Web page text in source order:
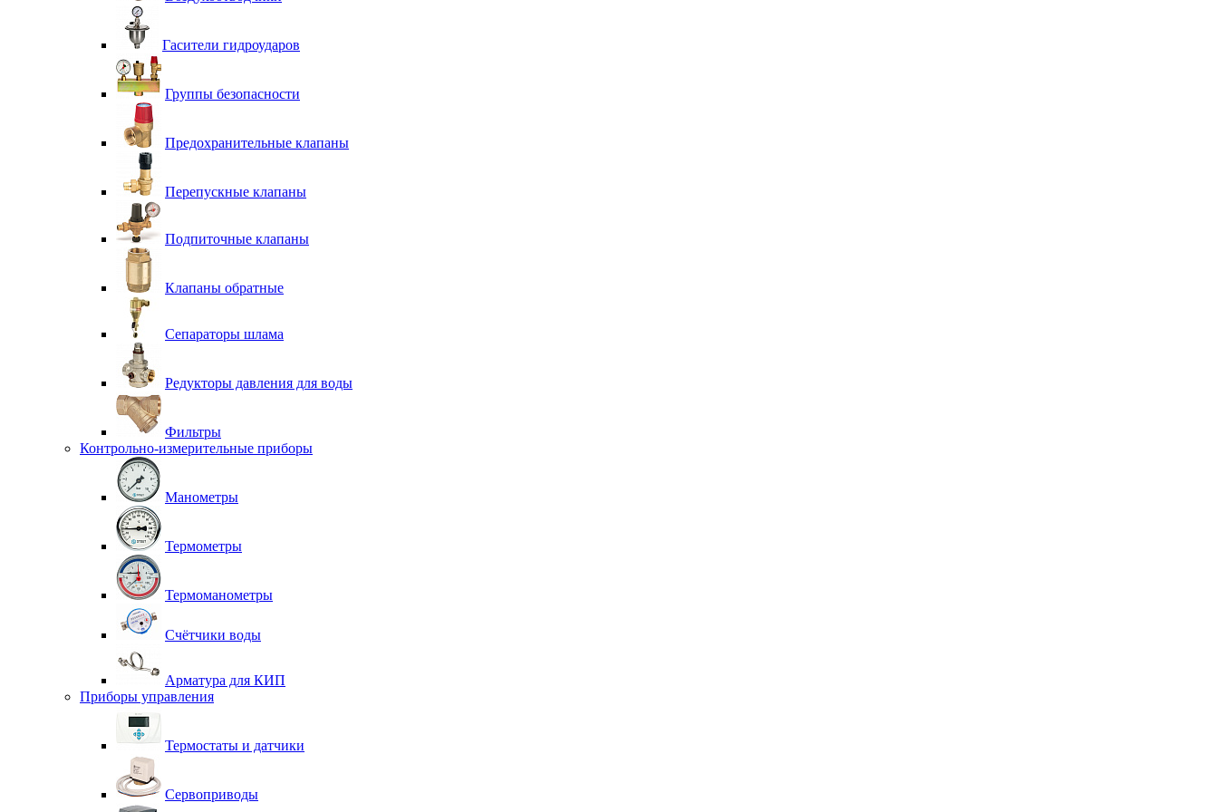
Гасители гидроударов
Группы безопасности
Предохранительные клапаны
Перепускные клапаны
Подпиточные клапаны
Клапаны обратные
Сепараторы шлама
Редукторы давления для воды
Фильтры
Контрольно-измерительные приборы
Манометры
Термометры
Термоманометры
Счётчики воды
Арматура для КИП
Приборы управления
Термостаты и датчики
Сервоприводы